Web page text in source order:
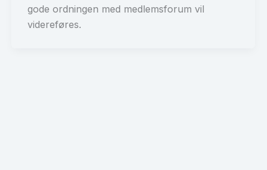
gode ordningen med medlemsforum vil
videreføres.